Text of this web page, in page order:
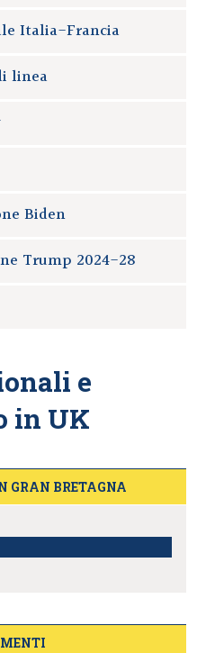
Italia-Francia
linea
Biden
Trump 2024-28
e
in UK
GRAN BRETAGNA